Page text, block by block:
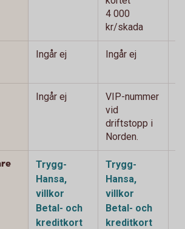
4 000
kr/skada
Ingår ej Ingår ej
Ingår ej
VIP-nummer
vid
driftstopp i
Norden.
Trygg-
Hansa,
villkor
Betal- och
kreditkort
Trygg-
Hansa,
villkor
Betal- och
kreditkort